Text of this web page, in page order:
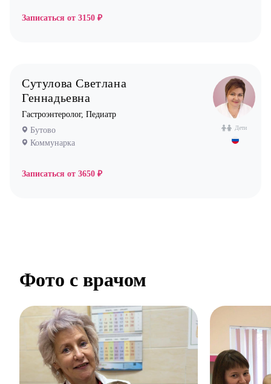
Записаться от 3150 ₽
Дети
Сутулова Светлана
Геннадьевна
Гастроэнтеролог, Педиатр
Бутово
Коммунарка
Записаться от 3650 ₽
Фото с врачом